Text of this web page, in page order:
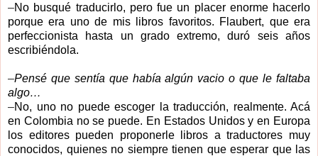
–No busqué traducirlo, pero fue un placer enorme hacerlo
porque era uno de mis libros favoritos. Flaubert, que era
perfeccionista hasta un grado extremo, duró seis años
escribiéndola.
–Pensé que sentía que había algún vacio o que le faltaba
algo…
–No, uno no puede escoger la traducción, realmente. Acá
en Colombia no se puede. En Estados Unidos y en Europa
los editores pueden proponerle libros a traductores muy
conocidos, quienes no siempre tienen que esperar que las